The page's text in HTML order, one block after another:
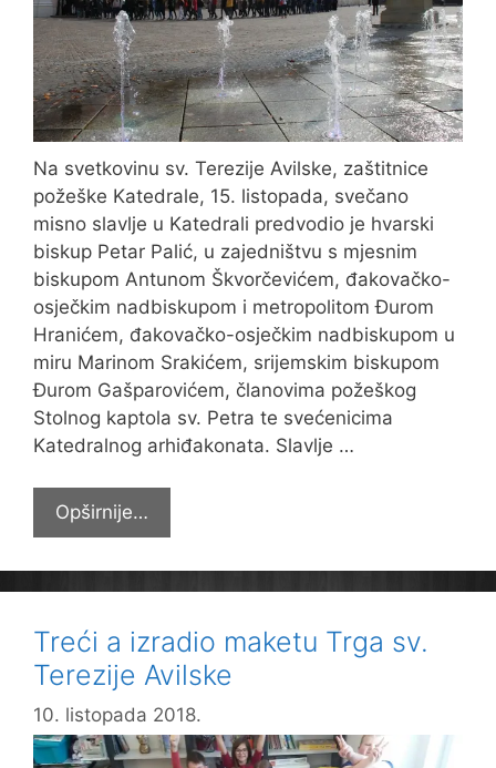
Na svetkovinu sv. Terezije Avilske, zaštitnice
požeške Katedrale, 15. listopada, svečano
misno slavlje u Katedrali predvodio je hvarski
biskup Petar Palić, u zajedništvu s mjesnim
biskupom Antunom Škvorčevićem, đakovačko-
osječkim nadbiskupom i metropolitom Đurom
Hranićem, đakovačko-osječkim nadbiskupom u
miru Marinom Srakićem, srijemskim biskupom
Đurom Gašparovićem, članovima požeškog
Stolnog kaptola sv. Petra te svećenicima
Katedralnog arhiđakonata. Slavlje …
Opširnije…
sv.
Tereziju
Avilsku
Treći a izradio maketu Trga sv.
Terezije Avilske
10. listopada 2018.